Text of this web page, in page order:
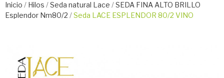
Inicio Hilos Seda natural Lace
SEDA FINA ALTO BRILLO
Esplendor Nm80/2
Seda LACE ESPLENDOR 80/2 VINO